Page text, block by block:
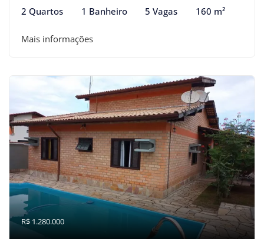
2 Quartos 1 Banheiro 5 Vagas 160 m²
Mais informações
R$ 1.280.000